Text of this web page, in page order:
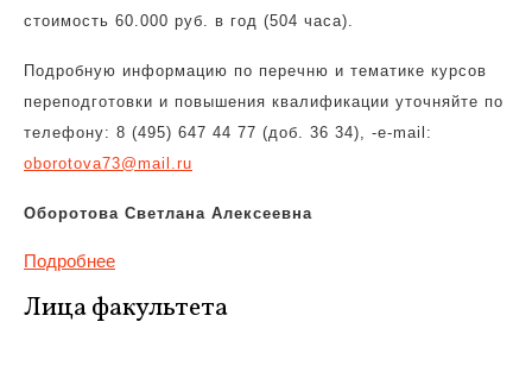
стоимость 60.000 руб. в год (504 часа).
Подробную информацию по перечню и тематике курсов
переподготовки и повышения квалификации уточняйте по
телефону: 8 (495) 647 44 77 (доб. 36 34), -e-mail:
oborotova73@mail.ru
Оборотова Светлана Алексеевна
Подробнее
Лица факультета